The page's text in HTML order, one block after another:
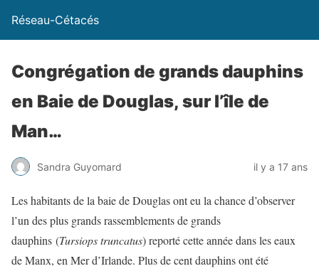
Réseau-Cétacés
Congrégation de grands dauphins
en Baie de Douglas, sur l’île de
Man…
Sandra Guyomard il y a 17 ans
Les habitants de la baie de Douglas ont eu la chance d’observer
l’un des plus grands rassemblements de grands
dauphins (Tursiops truncatus) reporté cette année dans les eaux
de Manx, en Mer d’Irlande. Plus de cent dauphins ont été